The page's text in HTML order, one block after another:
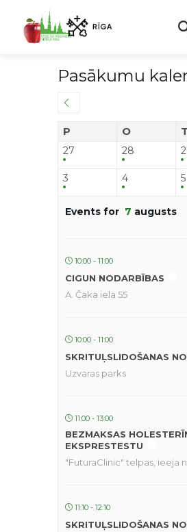
Pasākumu
P O T
27 28
3 4 5
Events for 7 augusts
10:00 - 11:00
CIGUN NODARBĪBAS
A. Čaka iela 55
10:00 - 11:00
SKRITUĻSLIDOŠANAS
Uzvaras parks
11:00 - 13:00
BEZMAKSAS
EKSPRESTESTU
"FuturaClinic" telpas, ieeja
11:10 - 12:10
SKRITUĻSLIDOŠANAS